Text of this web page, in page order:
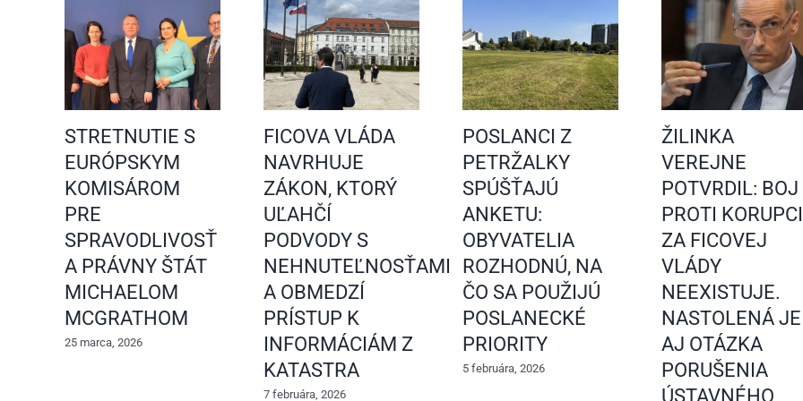
STRETNUTIE S
EURÓPSKYM
KOMISÁROM
PRE
SPRAVODLIVOSŤ
A PRÁVNY ŠTÁT
MICHAELOM
MCGRATHOM
25 marca, 2026
FICOVA VLÁDA
NAVRHUJE
ZÁKON, KTORÝ
UĽAHČÍ
PODVODY S
NEHNUTEĽNOSŤAMI
A OBMEDZÍ
PRÍSTUP K
INFORMÁCIÁM Z
KATASTRA
7 februára, 2026
POSLANCI Z
PETRŽALKY
SPÚŠŤAJÚ
ANKETU:
OBYVATELIA
ROZHODNÚ, NA
ČO SA POUŽIJÚ
POSLANECKÉ
PRIORITY
5 februára, 2026
ŽILINKA
VEREJNE
POTVRDIL: BOJ
PROTI
ZA FICOVEJ
VLÁDY
NEEXISTUJE.
NASTOLENÁ JE
AJ OTÁZKA
PORUŠENIA
ÚSTAVNÉHO